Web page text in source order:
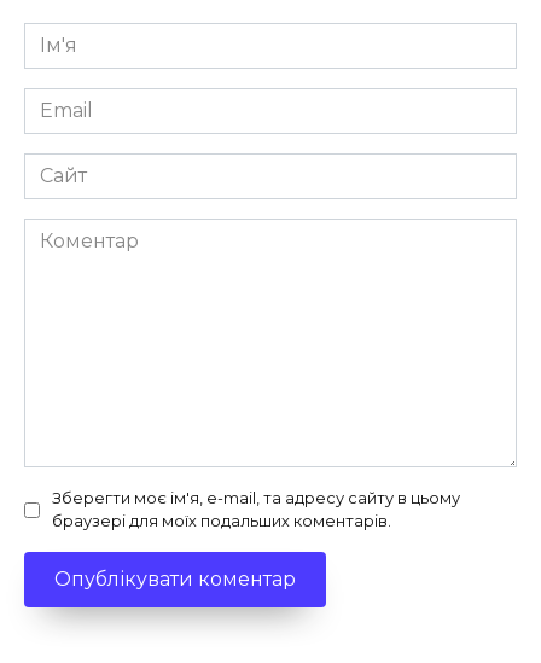
Ім'я
*
Email
*
Сайт
Коментар
Зберегти моє ім'я, e-mail, та адресу сайту в цьому
браузері для моїх подальших коментарів.